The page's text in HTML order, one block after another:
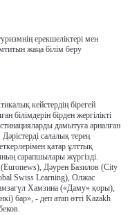
ерекшеліктері мен
жаңа білім беру
кейстердің бірегей
білімдерін бірден жергілікті
дамытуға арналған
Дәрістерді салалық терең
қатар ұлттық
сарапшылары жүргізді.
Дәурен Базилов (City
Swiss Learning), Олжас
Хамзина («Даму» қоры),
бар», - деп атап өтті Kazakh